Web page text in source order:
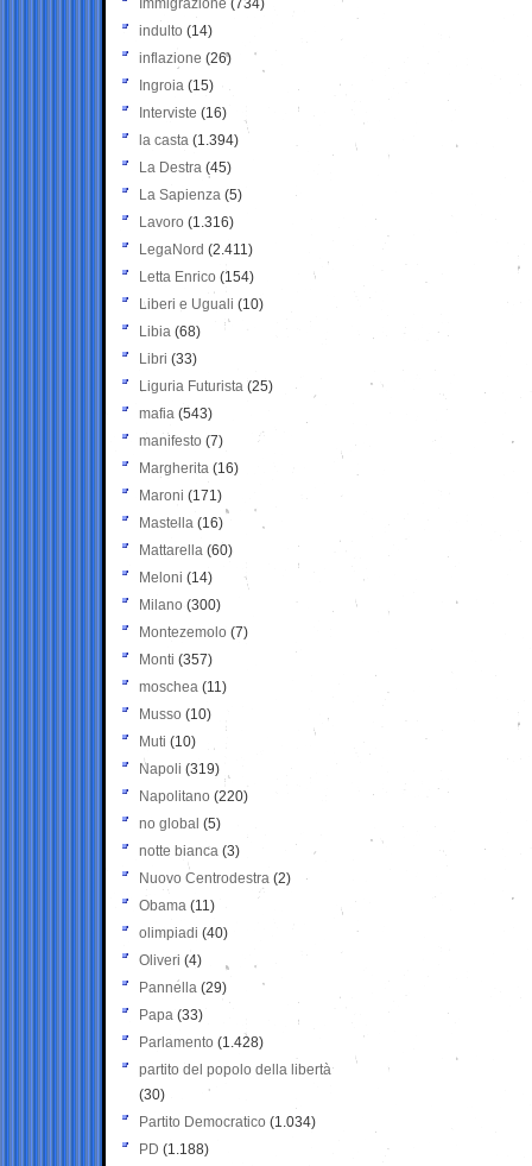
Immigrazione (734)
indulto (14)
inflazione (26)
Ingroia (15)
Interviste (16)
la casta (1.394)
La Destra (45)
La Sapienza (5)
Lavoro (1.316)
LegaNord (2.411)
Letta Enrico (154)
Liberi e Uguali (10)
Libia (68)
Libri (33)
Liguria Futurista (25)
mafia (543)
manifesto (7)
Margherita (16)
Maroni (171)
Mastella (16)
Mattarella (60)
Meloni (14)
Milano (300)
Montezemolo (7)
Monti (357)
moschea (11)
Musso (10)
Muti (10)
Napoli (319)
Napolitano (220)
no global (5)
notte bianca (3)
Nuovo Centrodestra (2)
Obama (11)
olimpiadi (40)
Oliveri (4)
Pannella (29)
Papa (33)
Parlamento (1.428)
partito del popolo della libertà
(30)
Partito Democratico (1.034)
PD (1.188)